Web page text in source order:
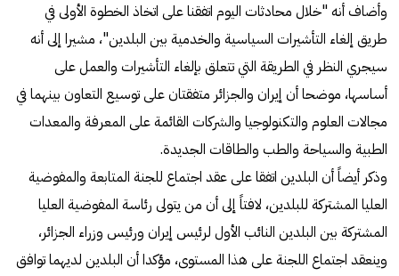
وأضاف أنه "خلال محادثات اليوم اتفقنا على اتخاذ الخطوة الأولى في
طريق إلغاء التأشيرات السياسية والخدمية بين البلدين"، مشيرا إلى أنه
سيجري النظر في الطريقة التي تتعلق بإلغاء التأشيرات والعمل على
أساسها، موضحا أن إيران والجزائر متفقتان على توسيع التعاون بينهما في
مجالات العلوم والتكنولوجيا والشركات القائمة على المعرفة والمعدات
الطبية والسياحة والطب والطاقات الجديدة.
وذكر أيضاً أن البلدين اتفقا على عقد اجتماع للجنة المتابعة والمفوضية
العليا المشتركة للبلدين، لافتاً إلى أن من يتولى رئاسة المفوضية العليا
المشتركة بين البلدين النائب الأول لرئيس إيران ورئيس وزراء الجزائر،
وينعقد اجتماع اللجنة على هذا المستوى، مؤكدا أن البلدين لديهما توافق